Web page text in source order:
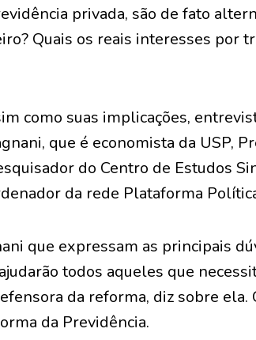
privada, são de fato
Quais os reais interesses por
como suas implicações,
que é economista da USP,
do Centro de Estudos
da rede Plataforma
que expressam as principais
todos aqueles que
da reforma, diz sobre ela.
da Previdência.